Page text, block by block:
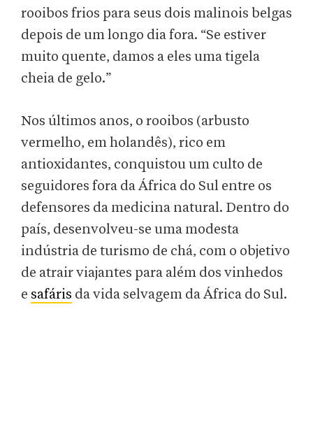
rooibos frios para seus dois malinois belgas
depois de um longo dia fora. “Se estiver
muito quente, damos a eles uma tigela
cheia de gelo.”
Nos últimos anos, o rooibos (arbusto
vermelho, em holandês), rico em
antioxidantes, conquistou um culto de
seguidores fora da África do Sul entre os
defensores da medicina natural. Dentro do
país, desenvolveu-se uma modesta
indústria de turismo de chá, com o objetivo
de atrair viajantes para além dos vinhedos
e safáris da vida selvagem da África do Sul.